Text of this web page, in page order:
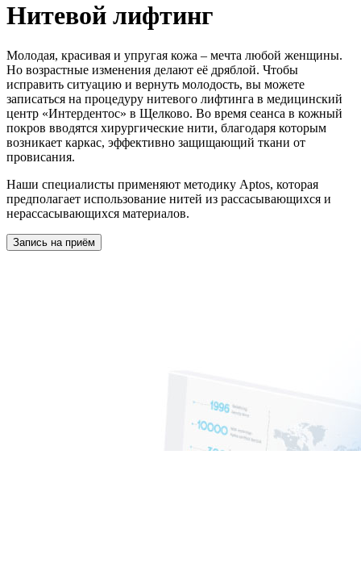
Нитевой лифтинг
Молодая, красивая и упругая кожа – мечта любой женщины.
Но возрастные изменения делают её дряблой. Чтобы
исправить ситуацию и вернуть молодость, вы можете
записаться на процедуру нитевого лифтинга в медицинский
центр «Интердентос» в Щелково. Во время сеанса в кожный
покров вводятся хирургические нити, благодаря которым
возникает каркас, эффективно защищающий ткани от
провисания.
Наши специалисты применяют методику Aptos, которая
предполагает использование нитей из рассасывающихся и
нерассасывающихся материалов.
Запись на приём